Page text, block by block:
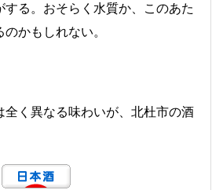
る。おそらく水質か、このあた
かもしれない。
全く異なる味わいが、北杜市の酒